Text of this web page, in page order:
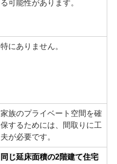
る可能性があります。
特にありません。
家族のプライベート空間を確
保するためには、間取りに工
夫が必要です。
同じ延床面積の2階建て住宅